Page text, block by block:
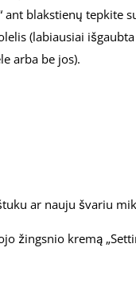
ant blakstienų
(labiausiai
arba be jos).
ar nauju švariu
žingsnio kremą